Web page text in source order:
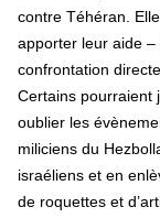
contre Téhéran.
apporter leur aide –
confrontation
Certains pourraient
oublier les
miliciens du
israéliens et en
de roquettes et